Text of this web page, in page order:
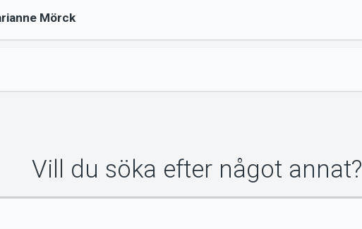
Mörck
Vill du söka efter något annat?